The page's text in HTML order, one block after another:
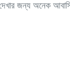
দেখার জন্য